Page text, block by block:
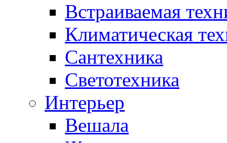
Встраиваемая
Климатическая
Сантехника
Светотехника
Интерьер
Вешала